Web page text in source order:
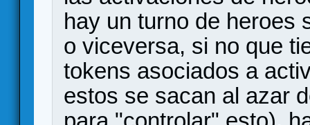
hay un turno de heroes
o viceversa, si no que
tokens asociados a
estos se sacan al azar